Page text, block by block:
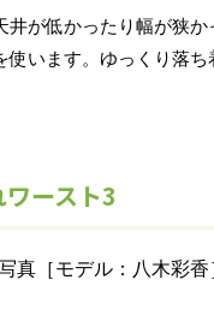
が低かったり幅が狭
います。ゆっくり落ち
ースト3